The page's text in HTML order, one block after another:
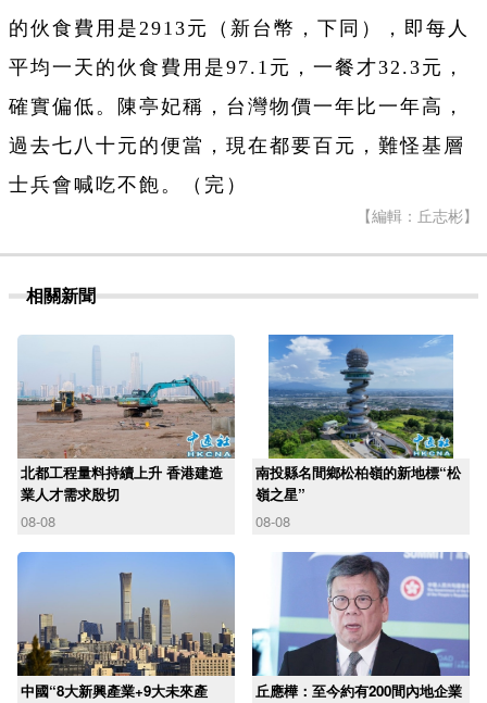
的伙食費用是2913元（新台幣，下同），即每人
平均一天的伙食費用是97.1元，一餐才32.3元，
確實偏低。陳亭妃稱，台灣物價一年比一年高，
過去七八十元的便當，現在都要百元，難怪基層
士兵會喊吃不飽。（完）
【編輯：丘志彬】
相關新聞
北都工程量料持續上升 香港建造
業人才需求殷切
08-08
南投縣名間鄉松柏嶺的新地標“松
嶺之星”
08-08
中國“8大新興產業+9大未來產
丘應樺：至今約有200間內地企業